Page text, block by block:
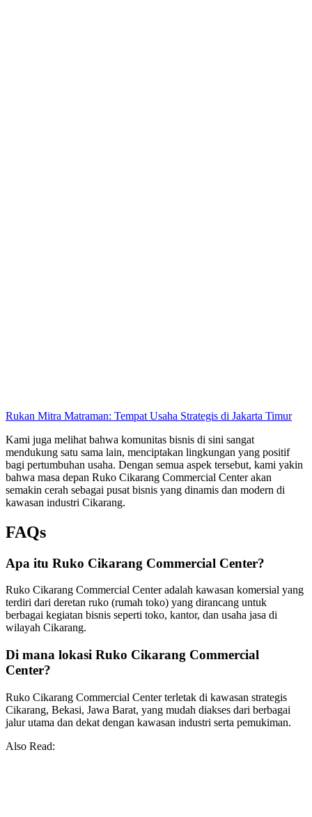
Rukan Mitra Matraman: Tempat Usaha Strategis di Jakarta Timur
Kami juga melihat bahwa komunitas bisnis di sini sangat
mendukung satu sama lain, menciptakan lingkungan yang positif
bagi pertumbuhan usaha. Dengan semua aspek tersebut, kami yakin
bahwa masa depan Ruko Cikarang Commercial Center akan
semakin cerah sebagai pusat bisnis yang dinamis dan modern di
kawasan industri Cikarang.
FAQs
Apa itu Ruko Cikarang Commercial Center?
Ruko Cikarang Commercial Center adalah kawasan komersial yang
terdiri dari deretan ruko (rumah toko) yang dirancang untuk
berbagai kegiatan bisnis seperti toko, kantor, dan usaha jasa di
wilayah Cikarang.
Di mana lokasi Ruko Cikarang Commercial
Center?
Ruko Cikarang Commercial Center terletak di kawasan strategis
Cikarang, Bekasi, Jawa Barat, yang mudah diakses dari berbagai
jalur utama dan dekat dengan kawasan industri serta pemukiman.
Also Read: